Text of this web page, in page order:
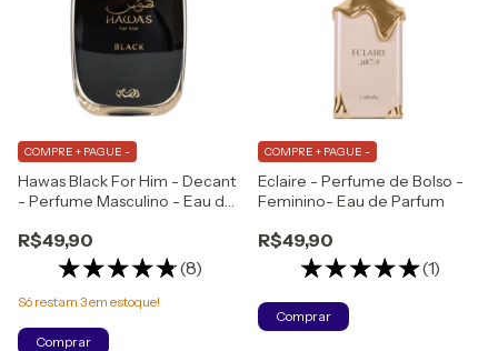
Hawas Black For Him - Decant
- Perfume Masculino - Eau de
R$49,90
(8)
COMPRE + PAGUE -
Só restam 3em estoque!
Comprar
Eclaire - Perfume de Bolso -
Feminino- Eau de Parfum
R$49,90
(1)
COMPRE + PAGUE -
Comprar